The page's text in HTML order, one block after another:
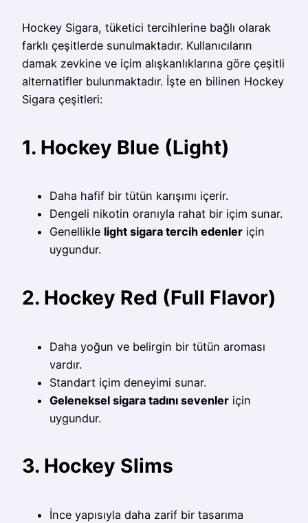
Hockey Sigara, tüketici tercihlerine bağlı olarak
farklı çeşitlerde sunulmaktadır. Kullanıcıların
damak zevkine ve içim alışkanlıklarına göre çeşitli
alternatifler bulunmaktadır. İşte en bilinen Hockey
Sigara çeşitleri:
1. Hockey Blue (Light)
Daha hafif bir tütün karışımı içerir.
Dengeli nikotin oranıyla rahat bir içim sunar.
Genellikle light sigara tercih edenler için
uygundur.
2. Hockey Red (Full Flavor)
Daha yoğun ve belirgin bir tütün aroması
vardır.
Standart içim deneyimi sunar.
Geleneksel sigara tadını sevenler için
uygundur.
3. Hockey Slims
İnce yapısıyla daha zarif bir tasarıma